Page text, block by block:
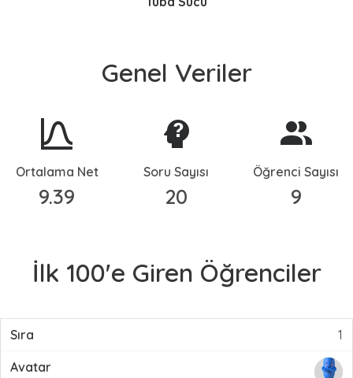
Genel Veriler
Ortalama Net
9.39
Soru Sayısı
20
Öğrenci Sayısı
9
İlk 100'e Giren Öğrenciler
1